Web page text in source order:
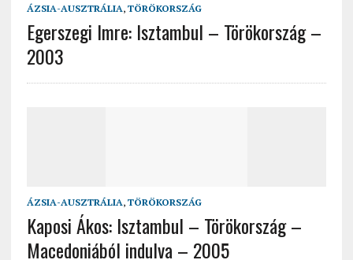
ÁZSIA-AUSZTRÁLIA, TÖRÖKORSZÁG
Egerszegi Imre: Isztambul – Törökország –
2003
ÁZSIA-AUSZTRÁLIA, TÖRÖKORSZÁG
Kaposi Ákos: Isztambul – Törökország –
Macedoniából indulva – 2005